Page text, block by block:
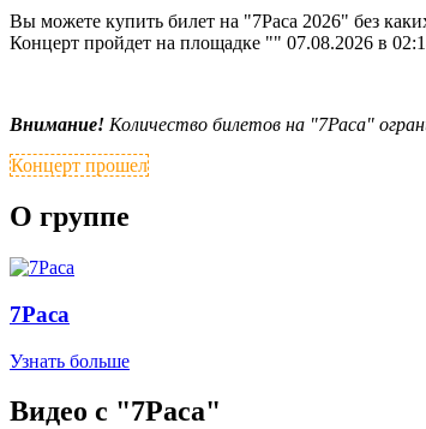
Вы можете купить билет на "7Раса 2026" без
Концерт пройдет на площадке "" 07.08.2026 в
Внимание! Количество билетов на "7Раса"
Концерт прошел
О группе
7Раса
Узнать больше
Видео с "7Раса"